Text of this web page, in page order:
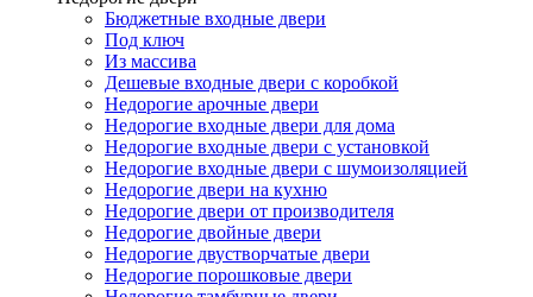
Бюджетные входные двери
Под ключ
Из массива
Дешевые входные двери с коробкой
Недорогие арочные двери
Недорогие входные двери для дома
Недорогие входные двери с установкой
Недорогие входные двери с шумоизоляцией
Недорогие двери на кухню
Недорогие двери от производителя
Недорогие двойные двери
Недорогие двустворчатые двери
Недорогие порошковые двери